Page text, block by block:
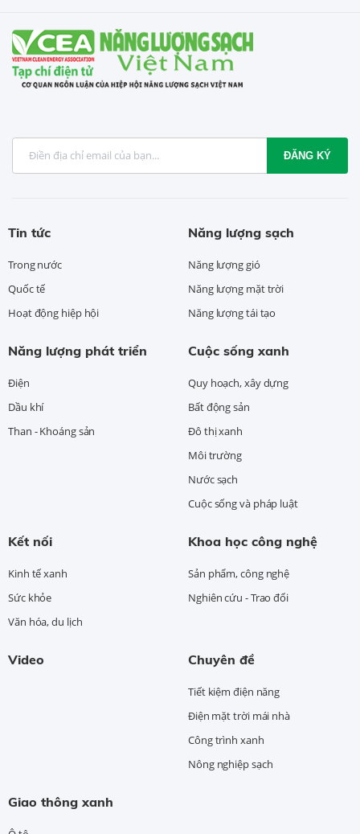
ĐĂNG KÝ
Tin tức
Trong nước
Quốc tế
Hoạt động hiệp hội
Năng lượng sạch
Năng lượng gió
Năng lượng mặt trời
Năng lượng tái tạo
Năng lượng phát triển
Điện
Dầu khí
Than - Khoáng sản
Cuộc sống xanh
Quy hoạch, xây dựng
Bất động sản
Đô thị xanh
Môi trường
Nước sạch
Cuộc sống và pháp luật
Kết nối
Kinh tế xanh
Sức khỏe
Văn hóa, du lịch
Khoa học công nghệ
Sản phẩm, công nghệ
Nghiên cứu - Trao đổi
Video Chuyên đề
Tiết kiệm điện năng
Điện mặt trời mái nhà
Công trình xanh
Nông nghiệp sạch
Giao thông xanh